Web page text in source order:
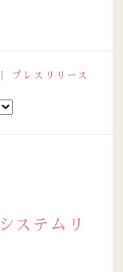
プレスリリース
ステムリ